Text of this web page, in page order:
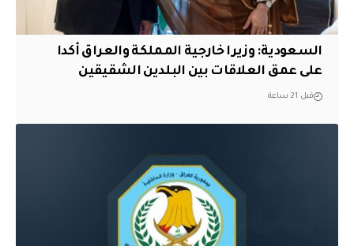
السعودية: وزيرا خارجية المملكة والعراق أكدا
على عمق العلاقات بين البلدين الشقيقين
قبل 21 ساعة